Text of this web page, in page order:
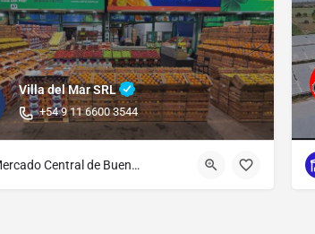
Villa del Mar SRL
+54 9 11 6600 3544
Mercado Central de Buenos Aires